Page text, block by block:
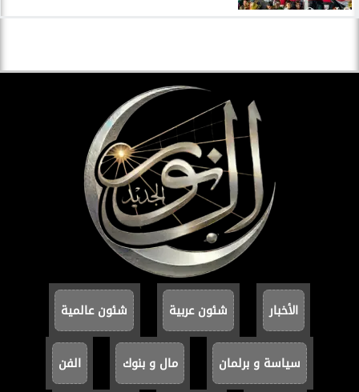
الأخبار شئون عربية شئون عالمية
سياسة و برلمان مال و بنوك الفن